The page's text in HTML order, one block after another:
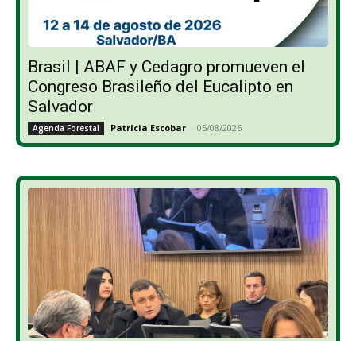
Brasil | ABAF y Cedagro promueven el
Congreso Brasileño del Eucalipto en
Salvador
Agenda Forestal Patricia Escobar - 05/08/2026